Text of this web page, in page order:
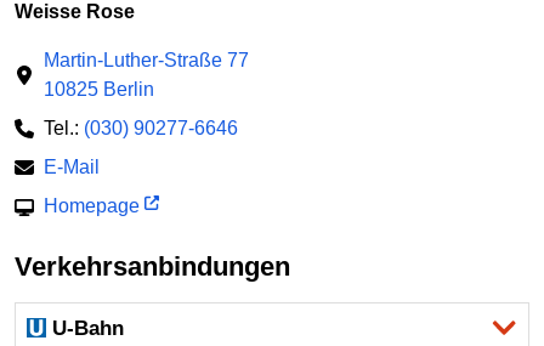
Weisse Rose
Martin-Luther-Straße 77
10825 Berlin
Tel.: (030) 90277-6646
E-Mail
Homepage
Verkehrsanbindungen
U-Bahn